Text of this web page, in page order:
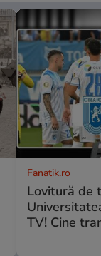
Fanatik.ro
Lovitură de
TV! Cine